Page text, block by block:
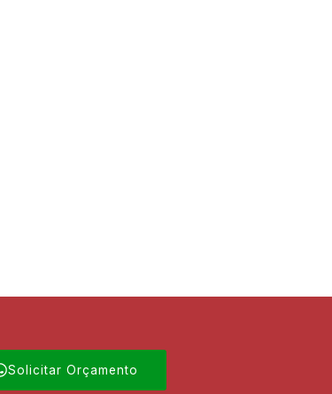
Solicitar Orçamento